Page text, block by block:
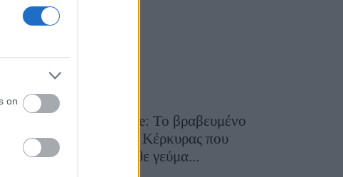
on
Toula’s Seaside: Το βραβευμένο
εστιατόριο της Κέρκυρας που
μετατρέπει κάθε γεύμα...